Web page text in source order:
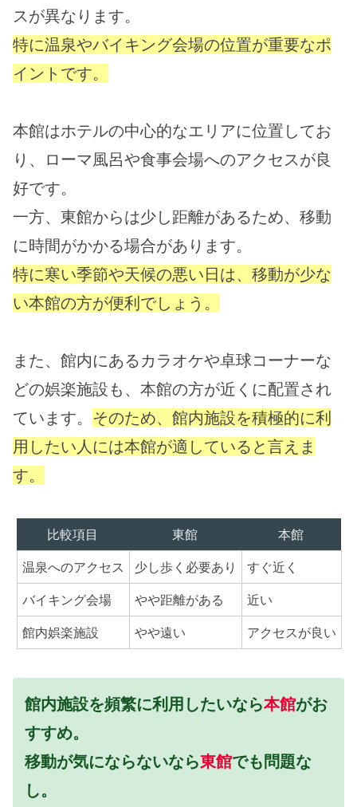
スが異なります。
特に温泉やバイキング会場の位置が重要なポ
イントです。
本館はホテルの中心的なエリアに位置してお
り、ローマ風呂や食事会場へのアクセスが良
好です。
一方、東館からは少し距離があるため、移動
に時間がかかる場合があります。
特に寒い季節や天候の悪い日は、移動が少な
い本館の方が便利でしょう。
また、館内にあるカラオケや卓球コーナーな
どの娯楽施設も、本館の方が近くに配置され
ています。 そのため、館内施設を積極的に利
用したい人には本館が適していると言えま
す。
比較項目 東館 本館
温泉へのアクセス 少し歩く必要あり すぐ近く
バイキング会場 やや距離がある 近い
館内娯楽施設 やや遠い アクセスが良い
館内施設を頻繁に利用したいなら本館がお
すすめ。
移動が気にならないなら東館でも問題な
し。